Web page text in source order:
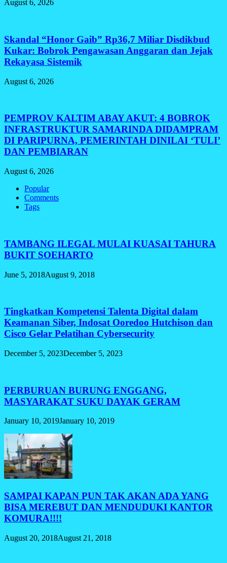
August 6, 2026
Skandal “Honor Gaib” Rp36,7 Miliar Disdikbud
Kukar: Bobrok Pengawasan Anggaran dan Jejak
Rekayasa Sistemik
August 6, 2026
PEMPROV KALTIM ABAY AKUT: 4 BOBROK
INFRASTRUKTUR SAMARINDA DIDAMPRAM
DI PARIPURNA, PEMERINTAH DINILAI ‘TULI’
DAN PEMBIARAN
August 6, 2026
Popular
Comments
Tags
TAMBANG ILEGAL MULAI KUASAI TAHURA
BUKIT SOEHARTO
June 5, 2018August 9, 2018
Tingkatkan Kompetensi Talenta Digital dalam
Keamanan Siber, Indosat Ooredoo Hutchison dan
Cisco Gelar Pelatihan Cybersecurity
December 5, 2023December 5, 2023
PERBURUAN BURUNG ENGGANG,
MASYARAKAT SUKU DAYAK GERAM
January 10, 2019January 10, 2019
SAMPAI KAPAN PUN TAK AKAN ADA YANG
BISA MEREBUT DAN MENDUDUKI KANTOR
KOMURA!!!!
August 20, 2018August 21, 2018